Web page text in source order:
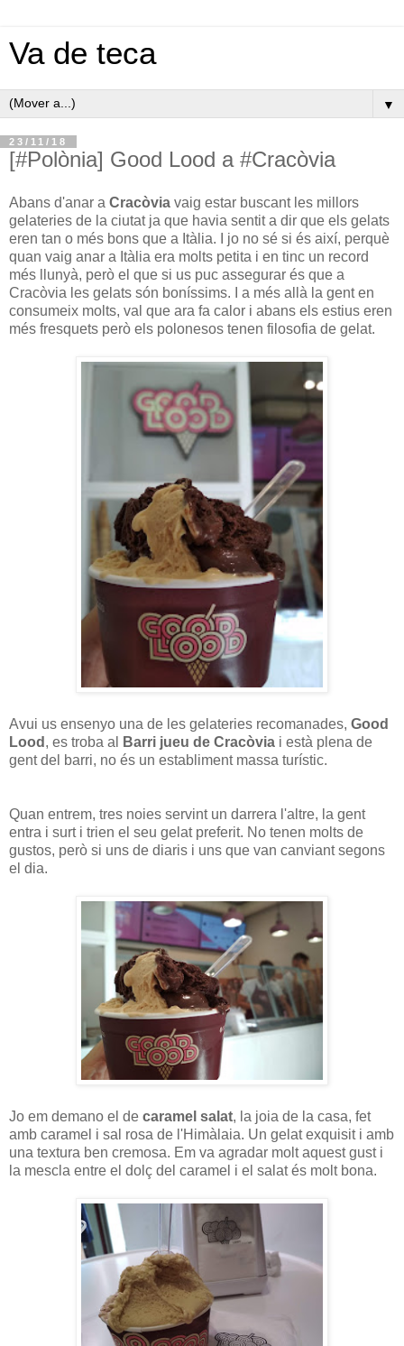
Va de teca
▼
23/11/18
[#Polònia] Good Lood a #Cracòvia
Abans d'anar a Cracòvia vaig estar buscant les millors
gelateries de la ciutat ja que havia sentit a dir que els gelats
eren tan o més bons que a Itàlia. I jo no sé si és així, perquè
quan vaig anar a Itàlia era molts petita i en tinc un record
més llunyà, però el que si us puc assegurar és que a
Cracòvia les gelats són boníssims. I a més allà la gent en
consumeix molts, val que ara fa calor i abans els estius eren
més fresquets però els polonesos tenen filosofia de gelat.
Avui us ensenyo una de les gelateries recomanades, Good
Lood , es troba al Barri jueu de Cracòvia i està plena de
gent del barri, no és un establiment massa turístic.
Quan entrem, tres noies servint un darrera l'altre, la gent
entra i surt i trien el seu gelat preferit. No tenen molts de
gustos, però si uns de diaris i uns que van canviant segons
el dia.
Jo em demano el de caramel salat, la joia de la casa, fet
amb caramel i sal rosa de l'Himàlaia. Un gelat exquisit i amb
una textura ben cremosa. Em va agradar molt aquest gust i
la mescla entre el dolç del caramel i el salat és molt bona.